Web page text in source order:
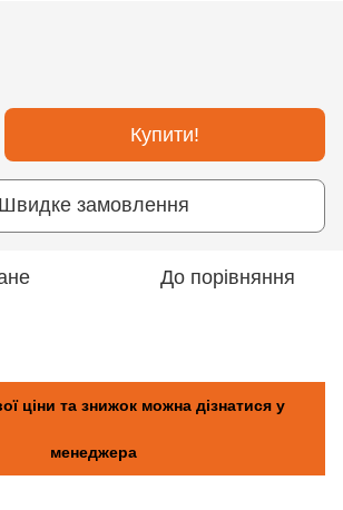
Купити!
Швидке замовлення
До порівняння
ціни та знижок можна дізнатися у
менеджера